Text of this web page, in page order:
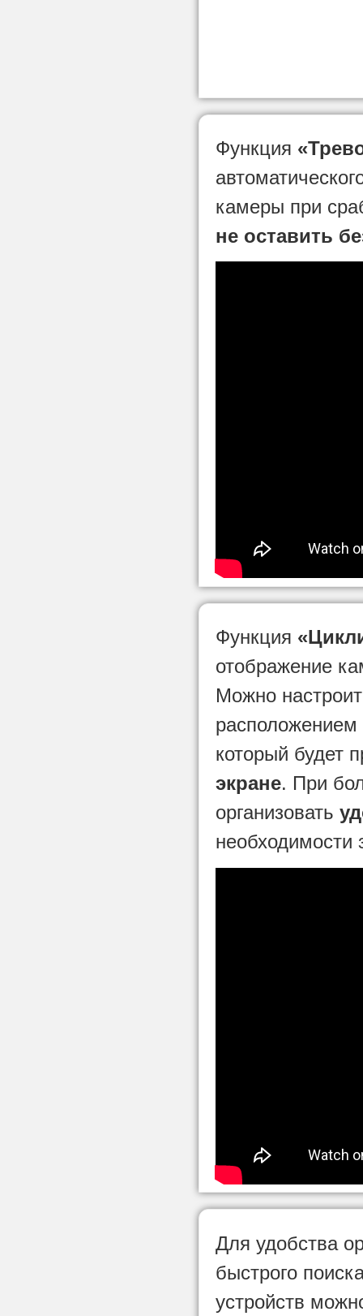
Функция
камеры при
не оставить
Функция
отображение
Можно
который будет
экране. При
организовать
необходимости
Для удобства
быстрого
устройств